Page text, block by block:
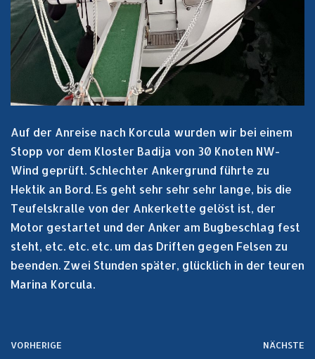
Auf der Anreise nach Korcula wurden wir bei einem
Stopp vor dem Kloster Badija von 30 Knoten NW-
Wind geprüft. Schlechter Ankergrund führte zu
Hektik an Bord. Es geht sehr sehr sehr lange, bis die
Teufelskralle von der Ankerkette gelöst ist, der
Motor gestartet und der Anker am Bugbeschlag fest
steht, etc. etc. etc. um das Driften gegen Felsen zu
beenden. Zwei Stunden später, glücklich in der teuren
Marina Korcula.
VORHERIGE NÄCHSTE